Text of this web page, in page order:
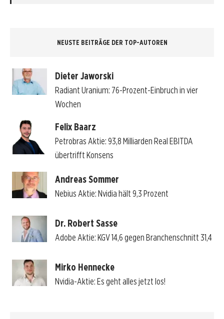
NEUSTE BEITRÄGE DER TOP-AUTOREN
Dieter Jaworski
Radiant Uranium: 76-Prozent-Einbruch in vier
Wochen
Felix Baarz
Petrobras Aktie: 93,8 Milliarden Real EBITDA
übertrifft Konsens
Andreas Sommer
Nebius Aktie: Nvidia hält 9,3 Prozent
Dr. Robert Sasse
Adobe Aktie: KGV 14,6 gegen Branchenschnitt 31,4
Mirko Hennecke
Nvidia-Aktie: Es geht alles jetzt los!